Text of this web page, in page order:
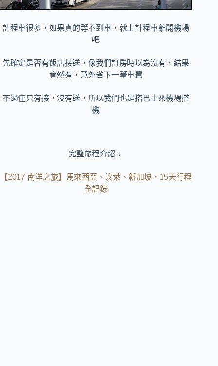
計程車很多，如果真的等不到車，就上計程車離開機場
吧
先確定是否有飯店接送，像我們訂房時以為沒有，結果
竟然有，意外省下一筆車費
不過僅只有接，沒有送，所以我們也是搭巴士來機場搭
機
完整旅程介紹 ↓
【2017 南洋之旅】馬來西亞、汶萊、新加坡，15天行程
全記錄